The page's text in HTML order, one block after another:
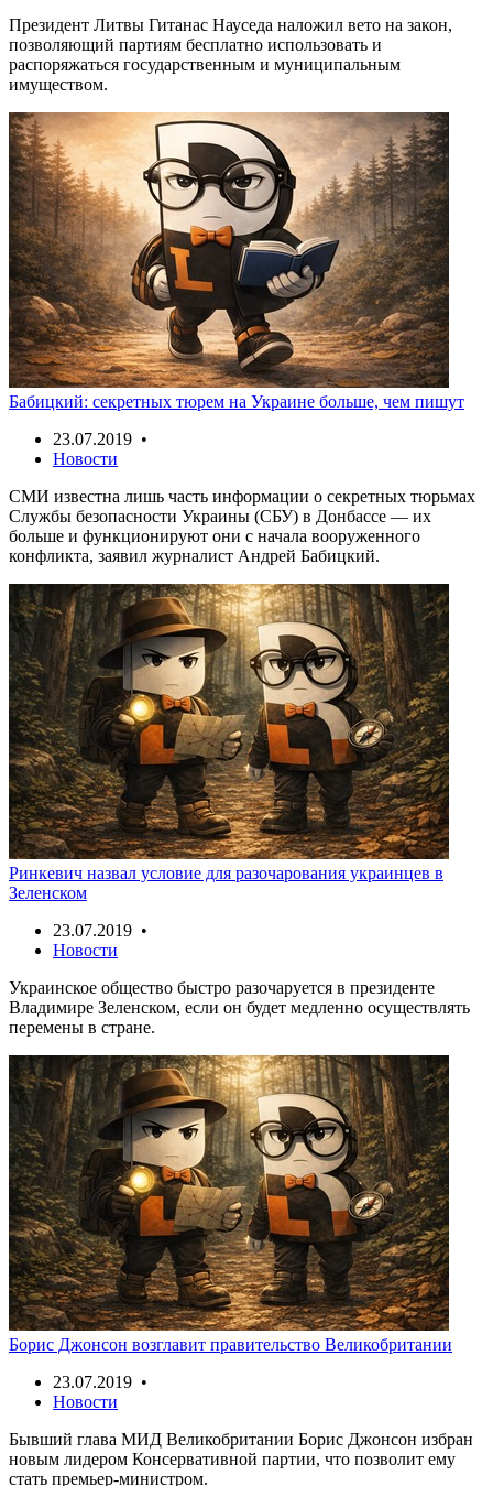
Президент Литвы Гитанас Науседа наложил вето на закон,
позволяющий партиям бесплатно использовать и
распоряжаться государственным и муниципальным
имуществом.
Бабицкий: секретных тюрем на Украине больше, чем пишут
23.07.2019 •
Новости
СМИ известна лишь часть информации о секретных тюрьмах
Службы безопасности Украины (СБУ) в Донбассе — их
больше и функционируют они с начала вооруженного
конфликта, заявил журналист Андрей Бабицкий.
Ринкевич назвал условие для разочарования украинцев в
Зеленском
23.07.2019 •
Новости
Украинское общество быстро разочаруется в президенте
Владимире Зеленском, если он будет медленно осуществлять
перемены в стране.
Борис Джонсон возглавит правительство Великобритании
23.07.2019 •
Новости
Бывший глава МИД Великобритании Борис Джонсон избран
новым лидером Консервативной партии, что позволит ему
стать премьер-министром.